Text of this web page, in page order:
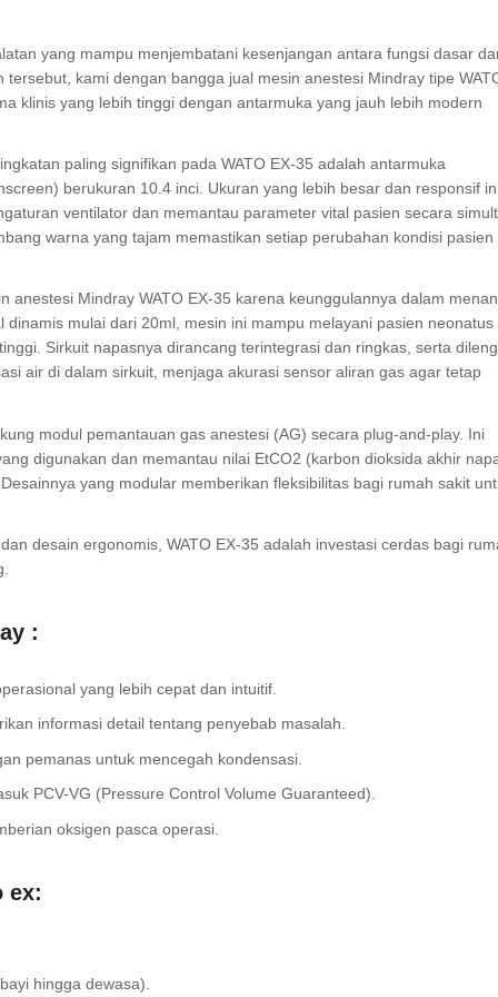
yang mampu menjembatani kesenjangan antara fungsi dasar
kami dengan bangga jual mesin anestesi Mindray tipe
klinis yang lebih tinggi dengan antarmuka yang jauh lebih modern
paling signifikan pada WATO EX-35 adalah antarmuka
berukuran 10.4 inci. Ukuran yang lebih besar dan responsif
ventilator dan memantau parameter vital pasien secara
warna yang tajam memastikan setiap perubahan kondisi pasien
anestesi Mindray WATO EX-35 karena keunggulannya dalam
mulai dari 20ml, mesin ini mampu melayani pasien neonatus
Sirkuit napasnya dirancang terintegrasi dan ringkas, serta
air di dalam sirkuit, menjaga akurasi sensor aliran gas agar tetap
modul pemantauan gas anestesi (AG) secara plug-and-play. Ini
digunakan dan memantau nilai EtCO2 (karbon dioksida akhir
yang modular memberikan fleksibilitas bagi rumah sakit
desain ergonomis, WATO EX-35 adalah investasi cerdas bagi
:
yang lebih cepat dan intuitif.
informasi detail tentang penyebab masalah.
pemanas untuk mencegah kondensasi.
PCV-VG (Pressure Control Volume Guaranteed).
oksigen pasca operasi.
ex:
hingga dewasa).